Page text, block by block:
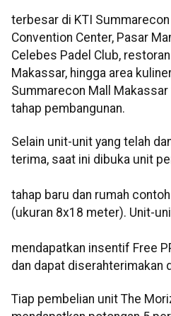
terbesar di KTI
Convention Center, Pasar
Celebes Padel Club,
Makassar, hingga area
Summarecon Mall Makassar
tahap pembangunan.
Selain unit-unit yang telah
terima, saat ini dibuka unit
tahap baru dan rumah
(ukuran 8x18 meter). Unit-
mendapatkan insentif Free
dan dapat diserahterimakan
Tiap pembelian unit The